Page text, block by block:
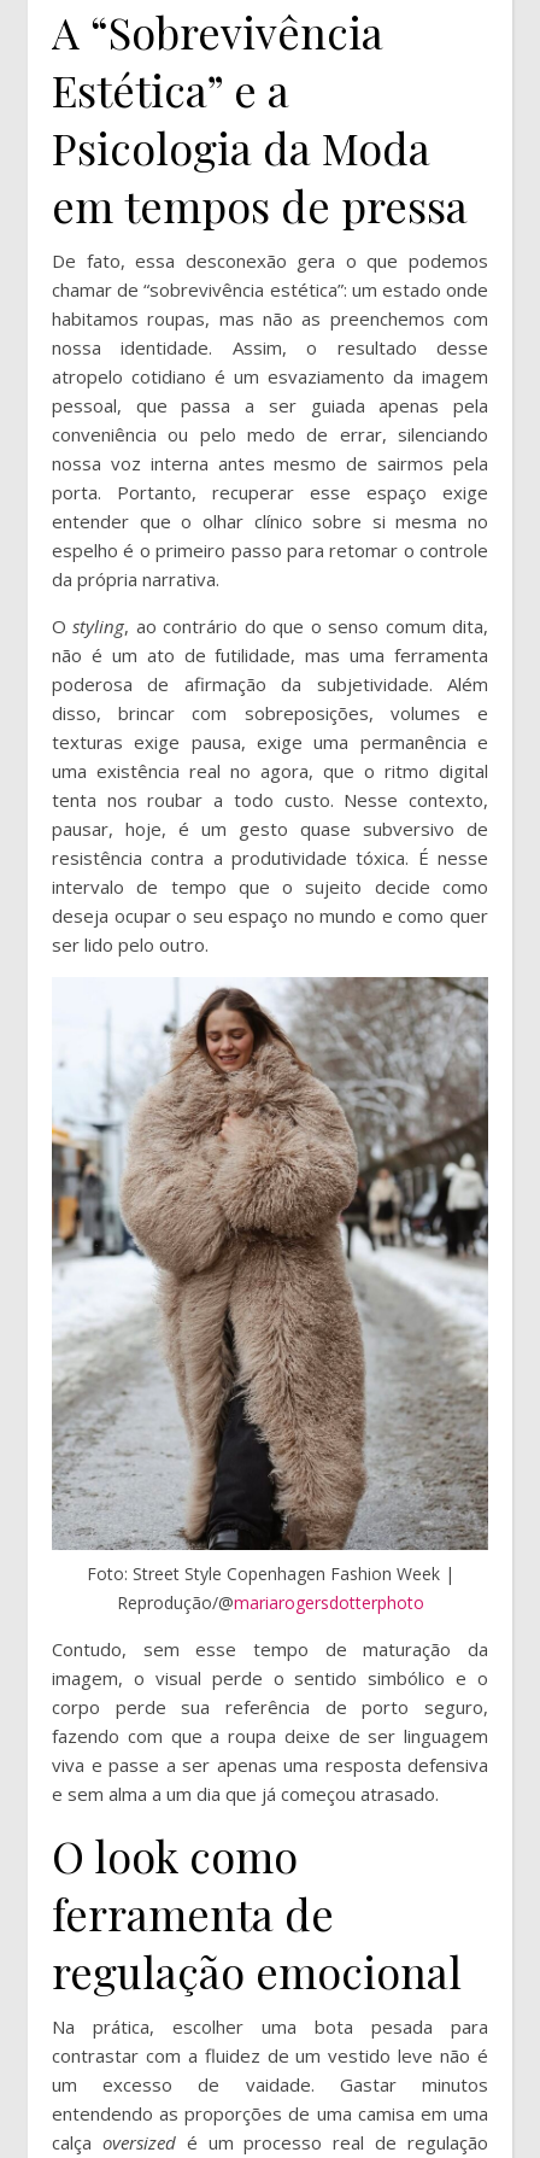
A “Sobrevivência
Estética” e a
Psicologia da Moda
em tempos de pressa
De fato, essa desconexão gera o que podemos
chamar de “sobrevivência estética”: um estado onde
habitamos roupas, mas não as preenchemos com
nossa identidade. Assim, o resultado desse
atropelo cotidiano é um esvaziamento da imagem
pessoal, que passa a ser guiada apenas pela
conveniência ou pelo medo de errar, silenciando
nossa voz interna antes mesmo de sairmos pela
porta. Portanto, recuperar esse espaço exige
entender que o olhar clínico sobre si mesma no
espelho é o primeiro passo para retomar o controle
da própria narrativa.
Ostyling, ao contrário do que o senso comum dita,
não é um ato de futilidade, mas uma ferramenta
poderosa de afirmação da subjetividade. Além
disso, brincar com sobreposições, volumes e
texturas exige pausa, exige uma permanência e
uma existência real no agora, que o ritmo digital
tenta nos roubar a todo custo. Nesse contexto,
pausar, hoje, é um gesto quase subversivo de
resistência contra a produtividade tóxica. É nesse
intervalo de tempo que o sujeito decide como
deseja ocupar o seu espaço no mundo e como quer
ser lido pelo outro.
Foto: Street Style Copenhagen Fashion Week |
Reprodução/@mariarogersdotterphoto
Contudo, sem esse tempo de maturação da
imagem, o visual perde o sentido simbólico e o
corpo perde sua referência de porto seguro,
fazendo com que a roupa deixe de ser linguagem
viva e passe a ser apenas uma resposta defensiva
e sem alma a um dia que já começou atrasado.
O look como
ferramenta de
regulação emocional
Na prática, escolher uma bota pesada para
contrastar com a fluidez de um vestido leve não é
um excesso de vaidade. Gastar minutos
entendendo as proporções de uma camisa em uma
calça oversizedé um processo real de regulação